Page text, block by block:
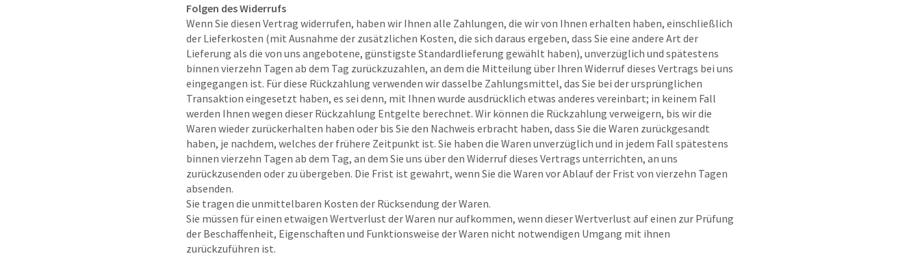
Folgen des Widerrufs
Wenn Sie diesen Vertrag widerrufen, haben wir Ihnen alle Zahlungen, die wir von Ihnen erhalten haben, einschließlich
der Lieferkosten (mit Ausnahme der zusätzlichen Kosten, die sich daraus ergeben, dass Sie eine andere Art der
Lieferung als die von uns angebotene, günstigste Standardlieferung gewählt haben), unverzüglich und spätestens
binnen vierzehn Tagen ab dem Tag zurückzuzahlen, an dem die Mitteilung über Ihren Widerruf dieses Vertrags bei uns
eingegangen ist. Für diese Rückzahlung verwenden wir dasselbe Zahlungsmittel, das Sie bei der ursprünglichen
Transaktion eingesetzt haben, es sei denn, mit Ihnen wurde ausdrücklich etwas anderes vereinbart; in keinem Fall
werden Ihnen wegen dieser Rückzahlung Entgelte berechnet. Wir können die Rückzahlung verweigern, bis wir die
Waren wieder zurückerhalten haben oder bis Sie den Nachweis erbracht haben, dass Sie die Waren zurückgesandt
haben, je nachdem, welches der frühere Zeitpunkt ist. Sie haben die Waren unverzüglich und in jedem Fall spätestens
binnen vierzehn Tagen ab dem Tag, an dem Sie uns über den Widerruf dieses Vertrags unterrichten, an uns
zurückzusenden oder zu übergeben. Die Frist ist gewahrt, wenn Sie die Waren vor Ablauf der Frist von vierzehn Tagen
absenden.
Sie tragen die unmittelbaren Kosten der Rücksendung der Waren.
Sie müssen für einen etwaigen Wertverlust der Waren nur aufkommen, wenn dieser Wertverlust auf einen zur Prüfung
der Beschaffenheit, Eigenschaften und Funktionsweise der Waren nicht notwendigen Umgang mit ihnen
zurückzuführen ist.